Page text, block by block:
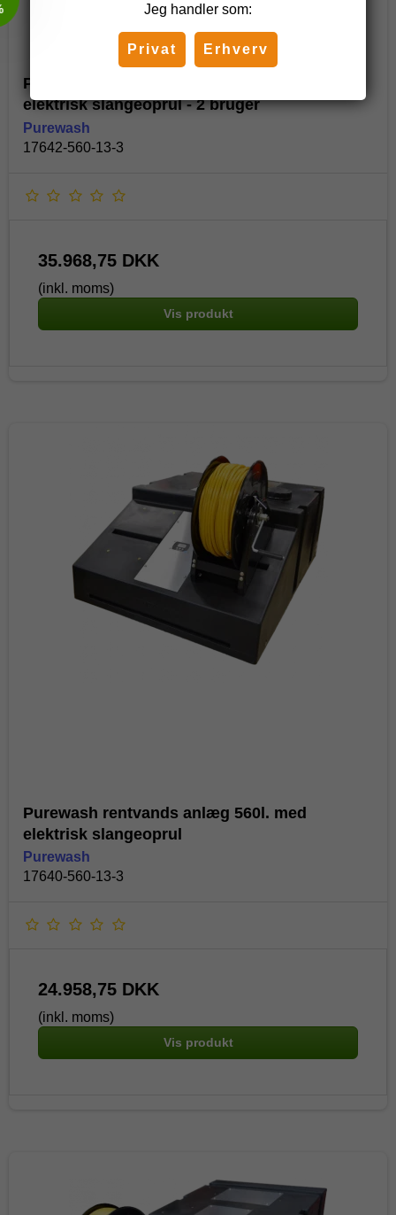
Purewash rentvands anlæg 560l. med
elektrisk slangeoprul - 2 bruger
Purewash
17642-560-13-3
35.968,75 DKK
(inkl. moms)
Vis produkt
Purewash rentvands anlæg 560l. med
elektrisk slangeoprul
Purewash
17640-560-13-3
24.958,75 DKK
(inkl. moms)
Vis produkt
Jeg handler som:
Privat Erhverv